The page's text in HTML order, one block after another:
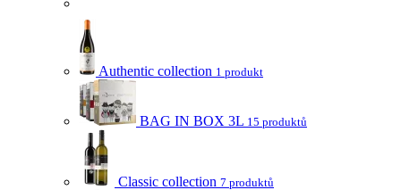
Authentic collection 1 produkt
BAG IN BOX 3L 15 produktů
Classic collection 7 produktů